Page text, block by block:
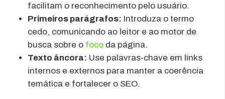
facilitam o reconhecimento pelo usuário.
Primeiros parágrafos: Introduza o termo
cedo, comunicando ao leitor e ao motor de
busca sobre o foco da página.
Texto âncora: Use palavras-chave em links
internos e externos para manter a coerência
temática e fortalecer o SEO.